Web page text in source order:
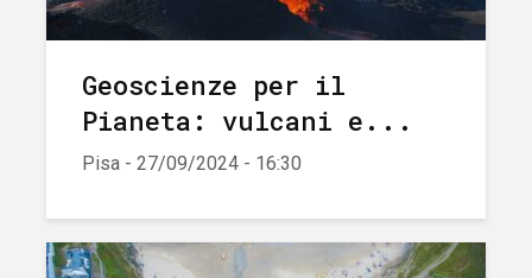
Geoscienze per il
Pianeta: vulcani e...
Pisa - 27/09/2024 - 16:30